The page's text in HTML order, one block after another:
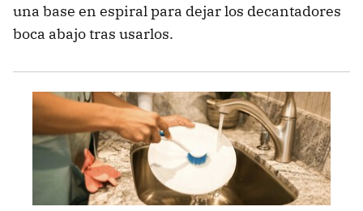
una base en espiral para dejar los decantadores
boca abajo tras usarlos.